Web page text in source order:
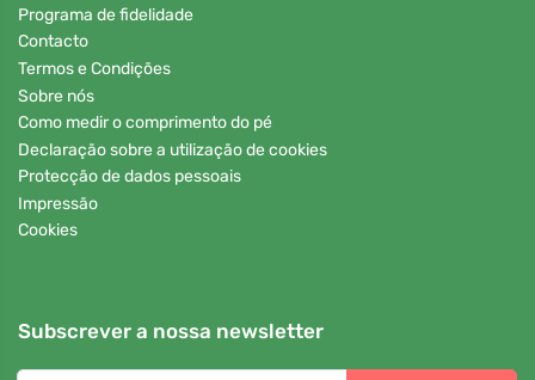
Programa de fidelidade
Contacto
Termos e Condições
Sobre nós
Como medir o comprimento do pé
Declaração sobre a utilização de cookies
Protecção de dados pessoais
Impressão
Cookies
Subscrever a nossa newsletter